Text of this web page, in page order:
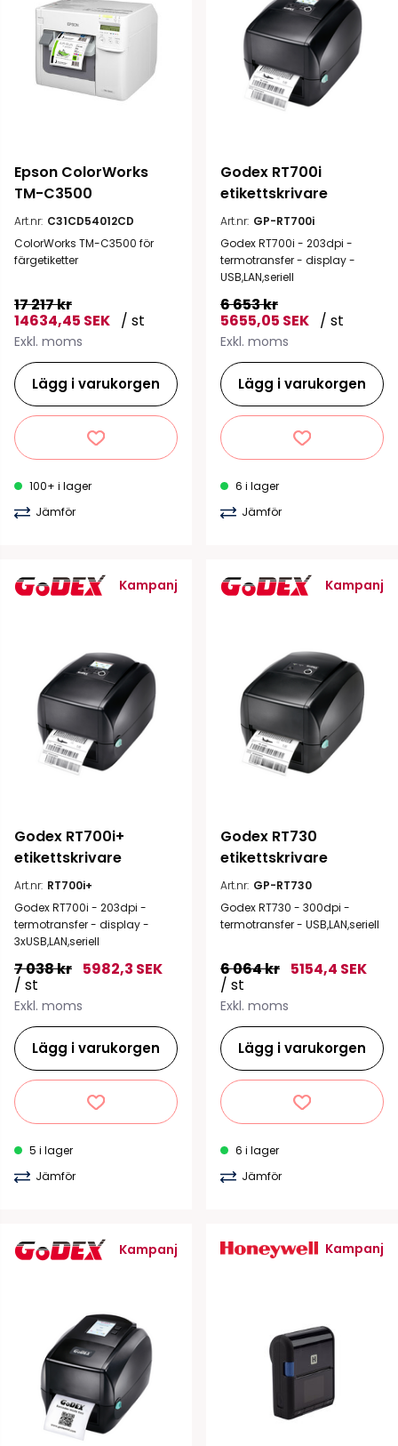
Epson ColorWorks
TM-C3500
Art.nr: C31CD54012CD
ColorWorks TM-C3500 för
färgetiketter
17 217 kr
14634,45 SEK / st
Exkl. moms
Lägg i varukorgen
100+ i lager
Jämför
Godex RT700i
etikettskrivare
Art.nr: GP-RT700i
Godex RT700i - 203dpi -
termotransfer - display -
USB,LAN,seriell
6 653 kr
5655,05 SEK / st
Exkl. moms
Lägg i varukorgen
6 i lager
Jämför
Kampanj
Godex RT700i+
etikettskrivare
Art.nr: RT700i+
Godex RT700i - 203dpi -
termotransfer - display -
3xUSB,LAN,seriell
7 038 kr 5982,3 SEK
/ st
Exkl. moms
Lägg i varukorgen
5 i lager
Jämför
Kampanj
Godex RT730
etikettskrivare
Art.nr: GP-RT730
Godex RT730 - 300dpi -
termotransfer - USB,LAN,seriell
6 064 kr 5154,4 SEK
/ st
Exkl. moms
Lägg i varukorgen
6 i lager
Jämför
Kampanj Kampanj